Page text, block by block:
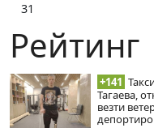
31
Рейтинг
+141
Тагаева,
везти